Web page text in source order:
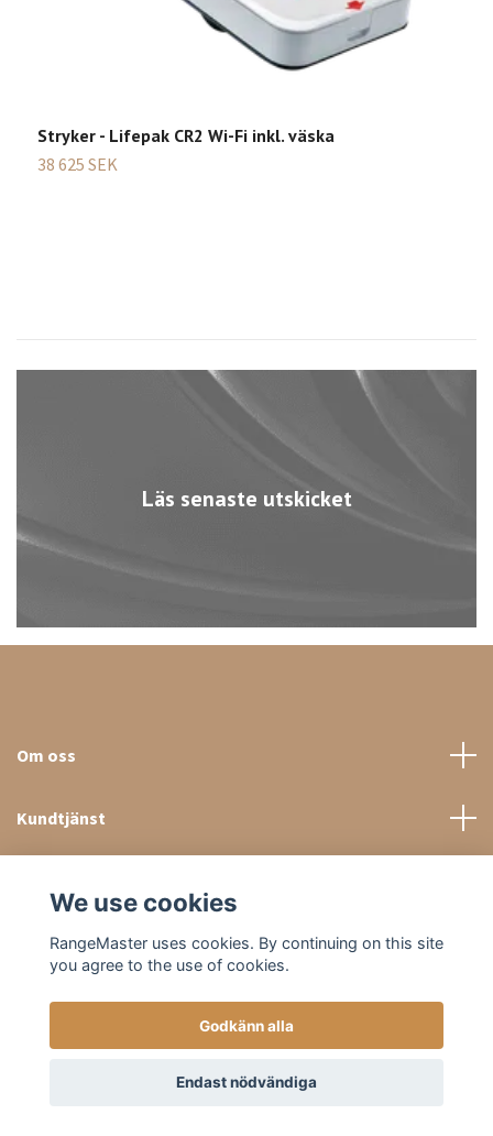
Läs senaste utskicket
Stryker - Lifepak CR2 Wi-Fi inkl. väska
38 625 SEK
Om oss
Kundtjänst
© 2026 RangeMaster Store
We use cookies
RangeMaster uses cookies. By continuing on this site
you agree to the use of cookies.
Godkänn alla
Endast nödvändiga